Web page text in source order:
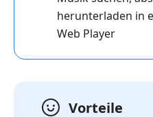
herunterladen in
Web Player
Vorteile